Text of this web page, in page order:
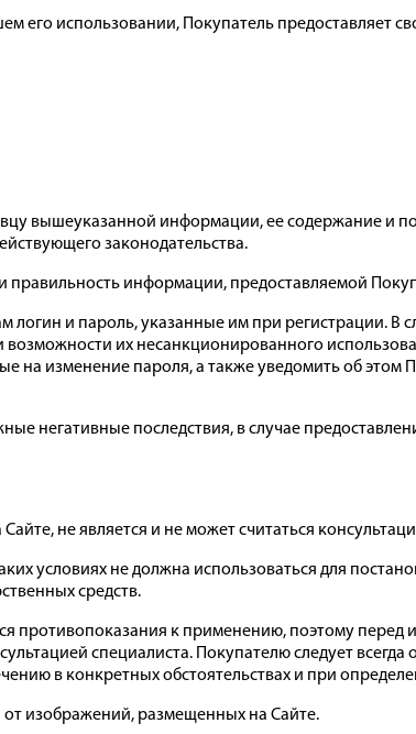
его использовании, Покупатель предоставляет
вышеуказанной информации, ее содержание и
законодательства.
правильность информации, предоставляемой
логин и пароль, указанные им при регистрации. В
возможности их несанкционированного
на изменение пароля, а также уведомить об
негативные последствия, в случае
не является и не может считаться
условиях не должна использоваться для
средств.
противопоказания к применению, поэтому
специалиста. Покупателю следует
в конкретных обстоятельствах и при
изображений, размещенных на Сайте.